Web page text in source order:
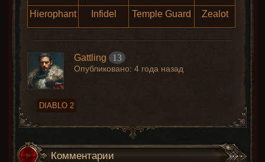
Hierophant Infidel Temple Guard Zealot
Gattling 13
Опубликовано: 4 года назад
DIABLO 2
Комментарии